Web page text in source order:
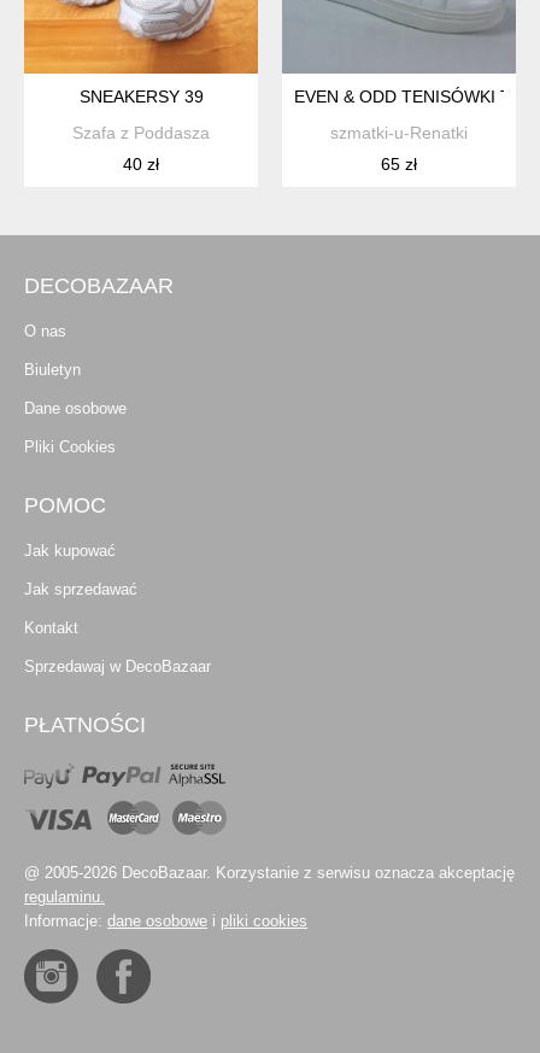
SNEAKERSY 39
Szafa z Poddasza
40 zł
EVEN & ODD TENISÓWKI
szmatki-u-Renatki
65 zł
DECOBAZAAR
O nas
Biuletyn
Dane osobowe
Pliki Cookies
POMOC
Jak kupować
Jak sprzedawać
Kontakt
Sprzedawaj w DecoBazaar
PŁATNOŚCI
@ 2005-2026 DecoBazaar. Korzystanie z serwisu oznacza akceptację
regulaminu.
Informacje: dane osobowe i pliki cookies